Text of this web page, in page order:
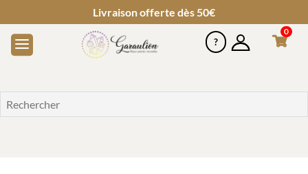
Livraison offerte dès 50€
0